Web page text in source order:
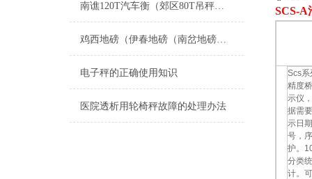
南谯120T汽车衡（郊区80T吊秤）八公山汽车磅）明光200T地磅维修
鸡西地磅（伊春地磅（南岔地磅（友好地磅）西林地磅）翠峦地磅维修
电子秤的正确使用知识
医院透析用轮椅秤故障的处理办法
SCS-A
Scs系
精度
示仪
据需
示日
号，
护。
分类
计。